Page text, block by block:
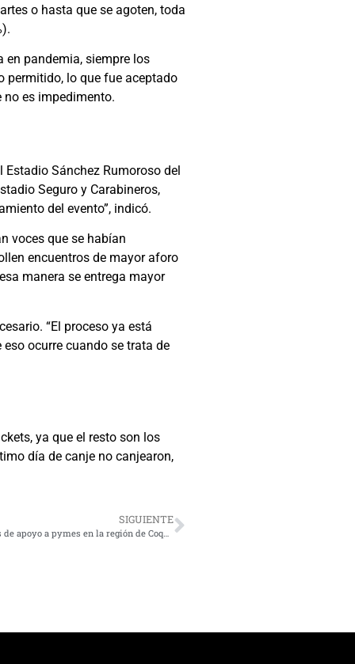
o hasta que se agoten, toda
en pandemia, siempre los
permitido, lo que fue aceptado
no es impedimento.
Sánchez Rumoroso del
Seguro y Carabineros,
del evento”, indicó.
voces que se habían
encuentros de mayor aforo
manera se entrega mayor
“El proceso ya está
ocurre cuando se trata de
ya que el resto son los
día de canje no canjearon,
SIGUIENTE
Ministerio de Hacienda entrega balance regional de medidas de apoyo a pymes en la región de Coquimbo